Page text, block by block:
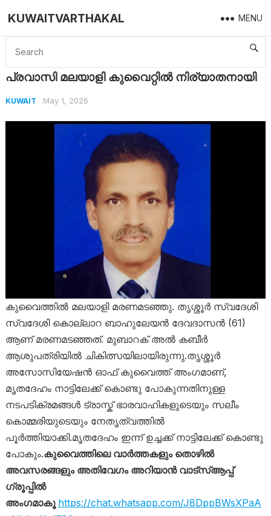
KUWAITVARTHAKAL MENU
Home Kuwait
പ്രവാസി മലയാളി കുവൈറ്റിൽ നിര്യാതനായി
KUWAIT May 1, 2026
കുവൈത്തിൽ മലയാളി മരണമടഞ്ഞു. തൃശ്ശൂർ സ്വദേശി
സ്വദേശി കൊല്ലാറ ബാഹുലേയൻ ദേവദാസൻ (61)
ആണ് മരണമടഞ്ഞത്. മുബാറക് അൽ കബീർ
ആശുപത്രിയിൽ ചികിത്സയിലായിരുന്നു.തൃശ്ശൂർ
അസോസിയേഷൻ ഓഫ് കുവൈത്ത് അംഗമാണ്,
മൃതദേഹം നാട്ടിലേക്ക് കൊണ്ടു പോകുന്നതിനുള്ള
നടപടിക്രമങ്ങൾ ട്രാസ്ക് ഭാരവാഹികളുടെയും സലീം
കൊമ്മരിയുടെയും നേതൃത്വത്തിൽ
പൂർത്തിയാക്കി.മൃതദേഹം ഇന്ന് ഉച്ചക്ക് നാട്ടിലേക്ക് കൊണ്ടു
പോകും.കുവൈത്തിലെ വാർത്തകളും തൊഴിൽ
അവസരങ്ങളും അതിവേഗം അറിയാൻ വാട്സ്ആപ്പ്
ഗ്രൂപ്പിൽ
അംഗമാകൂ https://chat.whatsapp.com/J8DppBWsXPaA